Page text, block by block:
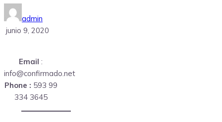
admin
junio 9, 2020
Email :
info@confirmado.net
Phone : 593 99
334 3645